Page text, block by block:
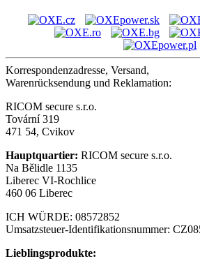
Korrespondenzadresse, Versand,
Warenrücksendung und Reklamation:
RICOM secure s.r.o.
Tovární 319
471 54, Cvikov
Hauptquartier: RICOM secure s.r.o.
Na Bělidle 1135
Liberec VI-Rochlice
460 06 Liberec
ICH WÜRDE: 08572852
Umsatzsteuer-Identifikationsnummer:
Lieblingsprodukte: